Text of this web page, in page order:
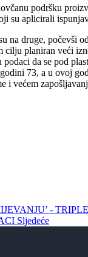
podršku
su aplicirali
na druge, počevši
planiran veći
da se pod
73, a u ovoj
većem
-
Sljedeće